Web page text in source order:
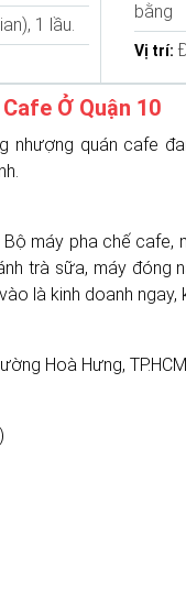
1 lầu.
bằng
Vị trí:
Ở Quận 10
nhượng quán cafe
Bộ máy pha chế cafe,
trà sữa, máy
là kinh doanh
Hoà Hưng,